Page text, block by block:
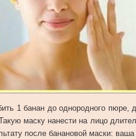
1 банан до однородного пюре,
маску нанести на лицо
после банановой маски: